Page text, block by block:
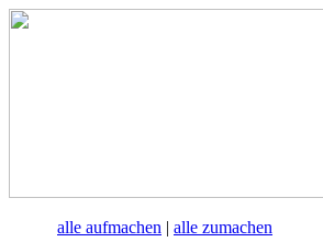
alle aufmachen | alle zumachen